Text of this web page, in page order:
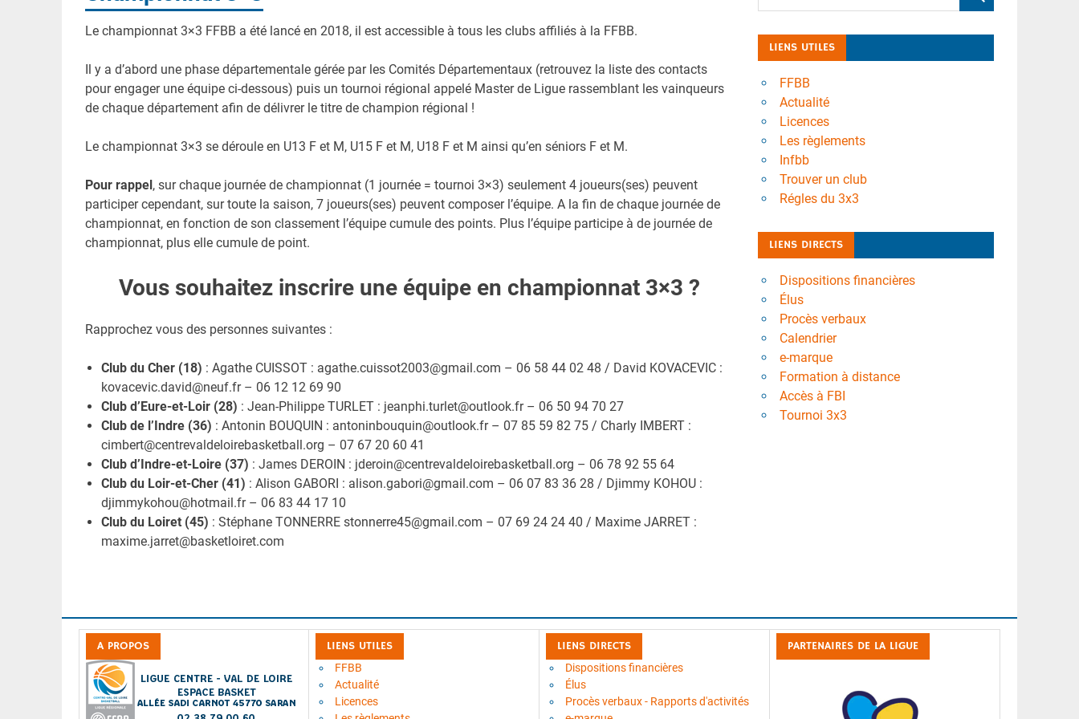
Le championnat 3×3 FFBB a été lancé en 2018, il est accessible à tous les clubs affiliés à la FFBB.
Il y a d’abord une phase départementale gérée par les Comités Départementaux (retrouvez la liste des contacts
pour engager une équipe ci-dessous) puis un tournoi régional appelé Master de Ligue rassemblant les vainqueurs
de chaque département afin de délivrer le titre de champion régional !
Le championnat 3×3 se déroule en U13 F et M, U15 F et M, U18 F et M ainsi qu’en séniors F et M.
Pour rappel , sur chaque journée de championnat (1 journée = tournoi 3×3) seulement 4 joueurs(ses) peuvent
participer cependant, sur toute la saison, 7 joueurs(ses) peuvent composer l’équipe. A la fin de chaque journée de
championnat, en fonction de son classement l’équipe cumule des points. Plus l’équipe participe à de journée de
championnat, plus elle cumule de point.
Vous souhaitez inscrire une équipe en championnat 3×3 ?
Rapprochez vous des personnes suivantes :
Club du Cher (18) : Agathe CUISSOT : agathe.cuissot2003@gmail.com – 06 58 44 02 48 / David KOVACEVIC :
kovacevic.david@neuf.fr – 06 12 12 69 90
Club d’Eure-et-Loir (28) : Jean-Philippe TURLET : jeanphi.turlet@outlook.fr – 06 50 94 70 27
Club de l’Indre (36) : Antonin BOUQUIN : antoninbouquin@outlook.fr – 07 85 59 82 75 / Charly IMBERT :
cimbert@centrevaldeloirebasketball.org – 07 67 20 60 41
Club d’Indre-et-Loire (37) : James DEROIN : jderoin@centrevaldeloirebasketball.org – 06 78 92 55 64
Club du Loir-et-Cher (41) : Alison GABORI : alison.gabori@gmail.com – 06 07 83 36 28 / Djimmy KOHOU :
djimmykohou@hotmail.fr – 06 83 44 17 10
Club du Loiret (45) : Stéphane TONNERRE stonnerre45@gmail.com – 07 69 24 24 40 / Maxime JARRET :
maxime.jarret@basketloiret.com
LIENS UTILES
FFBB
Actualité
Licences
Les règlements
Infbb
Trouver un club
Régles du 3x3
LIENS DIRECTS
Dispositions financières
Élus
Procès verbaux
Calendrier
e-marque
Formation à distance
Accès à FBI
Tournoi 3x3
A PROPOS LIENS UTILES
FFBB
Actualité
Licences
LIENS DIRECTS
Dispositions financières
Élus
Procès verbaux - Rapports d'activités
PARTENAIRES DE LA LIGUE